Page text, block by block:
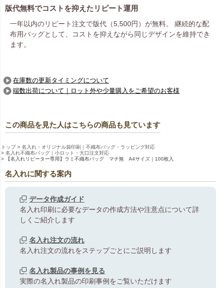
版代無料でコストを抑えたリピート運用
一年以内のリピート注文で版代（5,500円）が無料。 継続的な配
布用バッグとして、コストを抑えながら同じデザインを維持でき
ます。
在庫数の更新タイミングについて
端数出荷について｜ロット外や少量購入をご希望のお客様
この商品を見た人はこちらの商品も見ています
トップ
名入れ・オリジナル袋印刷｜不織布バッグ・ラッピング対応
名入れ不織布バッグ｜小ロット・大口注文対応
【名入れリピーター専用】ラミ不織布バッグ マチ無 A4サイズ｜100枚入
名入れに関する案内
データ作成ガイド
名入れ印刷に必要なデータの作成方法や注意点について詳
しくご紹介します
名入れ注文の流れ
名入れ注文の流れをステップごとにご説明します
名入れ製品の事例を見る
実際の名入れ製品の印刷事例をご覧いただけます